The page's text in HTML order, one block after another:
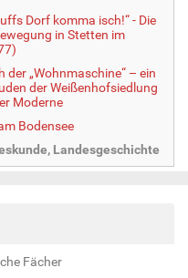
Dorf komma isch!“ - Die
in Stetten im
der „Wohnmaschine“ – ein
der Weißenhofsiedlung
Moderne
Bodensee
Landesgeschichte
Fächer